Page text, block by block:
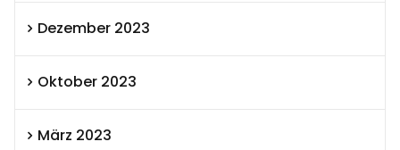
Dezember 2023
Oktober 2023
März 2023